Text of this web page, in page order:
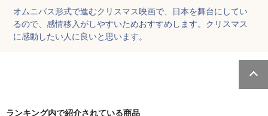
オムニバス形式で進むクリスマス映画で、日本を舞台にしてい
るので、感情移入がしやすいためおすすめします。クリスマス
に感動したい人に良いと思います。
ランキング内で紹介されている商品